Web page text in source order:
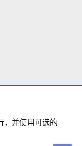
，并使用可选的